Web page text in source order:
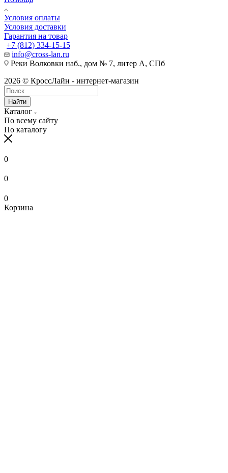
Условия оплаты
Условия доставки
Гарантия на товар
+7 (812) 334-15-15
info@cross-lan.ru
Реки Волковки наб., дом № 7, литер А, СПб
2026 © КроссЛайн - интернет-магазин
Найти
Каталог
По всему сайту
По каталогу
0
0
0
Корзина